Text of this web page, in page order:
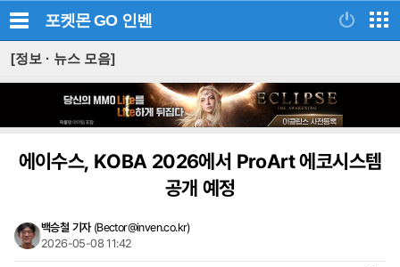
포켓몬 GO 인벤
[정보 · 뉴스 모음]
에이수스, KOBA 2026에서 ProArt 에코시스템
공개 예정
백승철 기자 (Bector@inven.co.kr)
2026-05-08 11:42